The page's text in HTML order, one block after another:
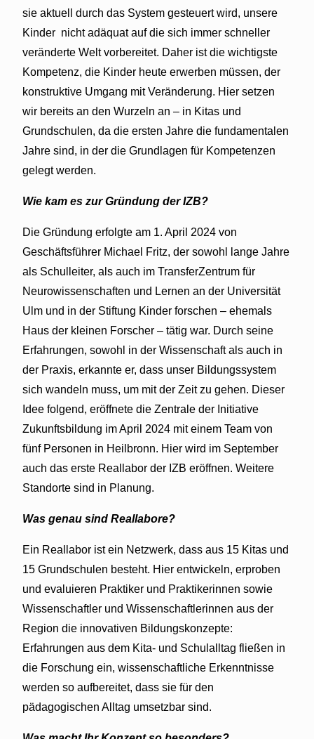
sie aktuell durch das System gesteuert wird, unsere
Kinder nicht adäquat auf die sich immer schneller
veränderte Welt vorbereitet. Daher ist die wichtigste
Kompetenz, die Kinder heute erwerben müssen, der
konstruktive Umgang mit Veränderung. Hier setzen
wir bereits an den Wurzeln an – in Kitas und
Grundschulen, da die ersten Jahre die fundamentalen
Jahre sind, in der die Grundlagen für Kompetenzen
gelegt werden.
Wie kam es zur Gründung der IZB?
Die Gründung erfolgte am 1. April 2024 von
Geschäftsführer Michael Fritz, der sowohl lange Jahre
als Schulleiter, als auch im TransferZentrum für
Neurowissenschaften und Lernen an der Universität
Ulm und in der Stiftung Kinder forschen – ehemals
Haus der kleinen Forscher – tätig war. Durch seine
Erfahrungen, sowohl in der Wissenschaft als auch in
der Praxis, erkannte er, dass unser Bildungssystem
sich wandeln muss, um mit der Zeit zu gehen. Dieser
Idee folgend, eröffnete die Zentrale der Initiative
Zukunftsbildung im April 2024 mit einem Team von
fünf Personen in Heilbronn. Hier wird im September
auch das erste Reallabor der IZB eröffnen. Weitere
Standorte sind in Planung.
Was genau sind Reallabore?
Ein Reallabor ist ein Netzwerk, dass aus 15 Kitas und
15 Grundschulen besteht. Hier entwickeln, erproben
und evaluieren Praktiker und Praktikerinnen sowie
Wissenschaftler und Wissenschaftlerinnen aus der
Region die innovativen Bildungskonzepte:
Erfahrungen aus dem Kita- und Schulalltag fließen in
die Forschung ein, wissenschaftliche Erkenntnisse
werden so aufbereitet, dass sie für den
pädagogischen Alltag umsetzbar sind.